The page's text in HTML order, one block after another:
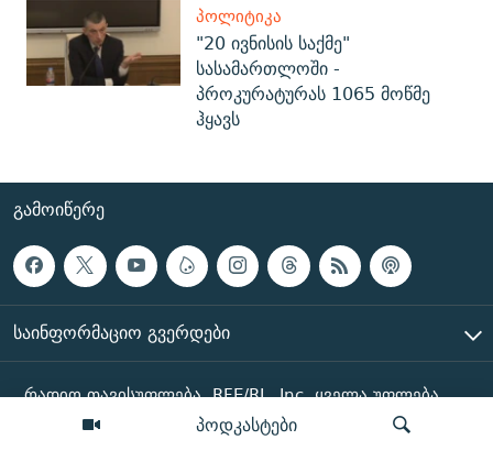
პოდკასტები
ᲞᲝᲚᲘᲢᲘᲙᲐ
"20 ივნისის საქმე"
სასამართლოში -
პროკურატურას 1065 მოწმე
ჰყავს
ᲒᲐᲛᲝᲘᲬᲔᲠᲔ
ᲡᲐᲘᲜᲤᲝᲠᲛᲐᲪᲘᲝ ᲒᲕᲔᲠᲓᲔᲑᲘ
რადიო თავისუფლება, RFE/RL, Inc. ყველა უფლება
დაცულია